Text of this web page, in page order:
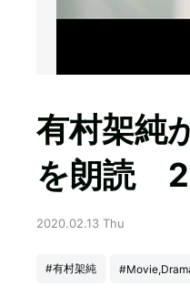
有村架純
を朗読
2020.02.13 Thu
#有村架純